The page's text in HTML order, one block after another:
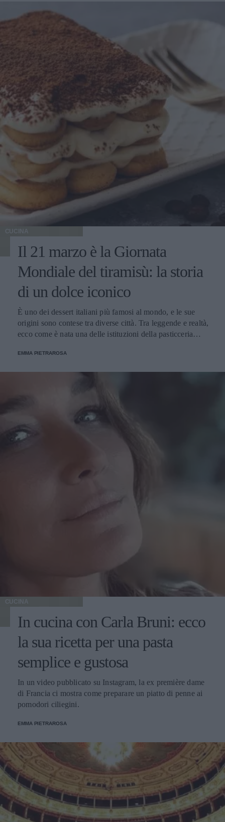
CUCINA
Il 21 marzo è la Giornata
Mondiale del tiramisù: la storia
di un dolce iconico
È uno dei dessert italiani più famosi al mondo, e le sue
origini sono contese tra diverse città. Tra leggende e realtà,
ecco come è nata una delle istituzioni della pasticceria
EMMA PIETRAROSA
CUCINA
In cucina con Carla Bruni: ecco
la sua ricetta per una pasta
semplice e gustosa
In un video pubblicato su Instagram, la ex première dame
di Francia ci mostra come preparare un piatto di penne ai
pomodori ciliegini.
EMMA PIETRAROSA